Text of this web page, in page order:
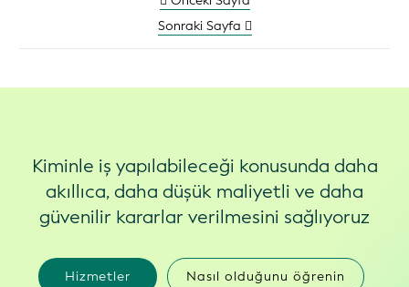
Sonraki Sayfa
Kiminle iş yapılabileceği konusunda daha
akıllıca, daha düşük maliyetli ve daha
güvenilir kararlar verilmesini sağlıyoruz
Hizmetler Nasıl olduğunu öğrenin